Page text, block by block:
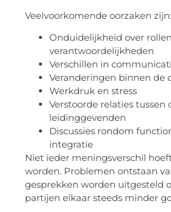
Veelvoorkomende oorzaken zijn:
Onduidelijkheid over
verantwoordelijkheden
Verschillen in
Veranderingen binnen de
Werkdruk en stress
Verstoorde relaties tussen
leidinggevenden
Discussies rondom
integratie
Niet ieder meningsverschil
worden. Problemen ontstaan
gesprekken worden uitgesteld
partijen elkaar steeds minder